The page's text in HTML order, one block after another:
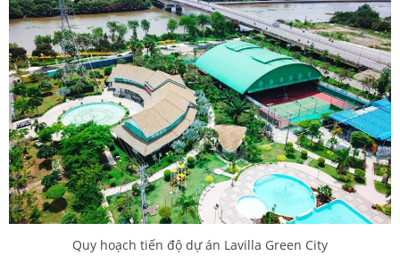
Quy hoạch tiến độ dự án Lavilla Green City